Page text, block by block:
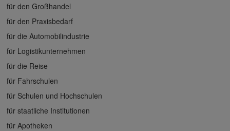
für den Großhandel
für den Praxisbedarf
für die Automobilindustrie
für Logistikunternehmen
für die Reise
für Fahrschulen
für Schulen und Hochschulen
für staatliche Institutionen
für Apotheken